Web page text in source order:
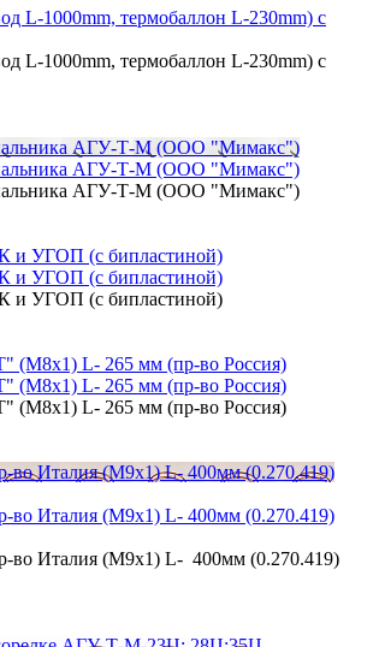
L-1000mm, термобаллон L-230mm) с
L-1000mm, термобаллон L-230mm) с
АГУ-Т-М (ООО "Мимакс")
АГУ-Т-М (ООО "Мимакс")
АГУ-Т-М (ООО "Мимакс")
и УГОП (с бипластиной)
и УГОП (с бипластиной)
и УГОП (с бипластиной)
(М8х1) L- 265 мм (пр-во Россия)
(М8х1) L- 265 мм (пр-во Россия)
(М8х1) L- 265 мм (пр-во Россия)
во Италия (М9х1) L- 400мм (0.270.419)
во Италия (М9х1) L- 400мм (0.270.419)
во Италия (М9х1) L- 400мм (0.270.419)